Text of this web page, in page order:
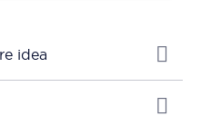
idea